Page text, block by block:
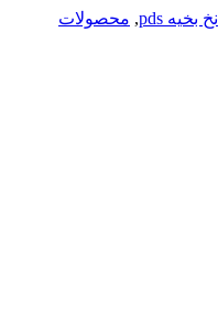
نخ بخیه pds , محصولات